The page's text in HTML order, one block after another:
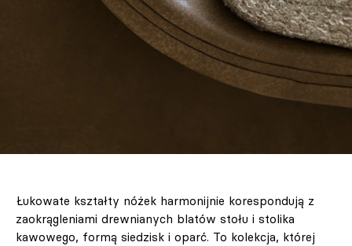
Łukowate kształty nóżek harmonijnie korespondują z
zaokrągleniami drewnianych blatów stołu i stolika
kawowego, formą siedzisk i oparć. To kolekcja, której